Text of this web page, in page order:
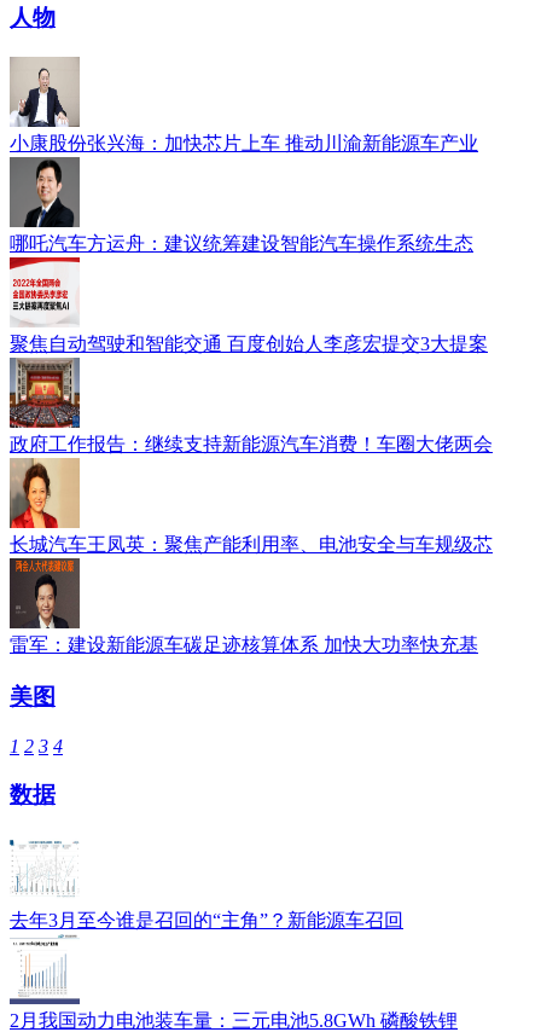
人物
小康股份张兴海：加快芯片上车 推动川渝新能源车产业
哪吒汽车方运舟：建议统筹建设智能汽车操作系统生态
聚焦自动驾驶和智能交通 百度创始人李彦宏提交3大提案
政府工作报告：继续支持新能源汽车消费！车圈大佬两会
长城汽车王凤英：聚焦产能利用率、电池安全与车规级芯
雷军：建设新能源车碳足迹核算体系 加快大功率快充基
美图
1 2 3 4
数据
去年3月至今谁是召回的“主角”？新能源车召回
2月我国动力电池装车量：三元电池5.8GWh 磷酸铁锂